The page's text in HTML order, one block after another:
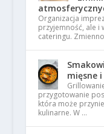
Organizacja
przyjemność, ale i
cateringu.
mięsne
przygotowanie
która może
kulinarne. W …